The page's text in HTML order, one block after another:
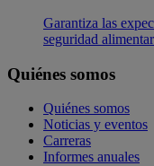
Garantiza las
seguridad
Quiénes somos
Quiénes somos
Noticias y eventos
Carreras
Informes anuales